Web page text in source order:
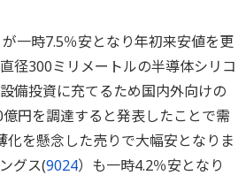
が一時7.5％安となり年初来安値を更
径300ミリメートルの半導体シリコ
備投資に充てるため国内外向けの
円を調達すると発表したことで需
化を懸念した売りで大幅安となりま
グス(9024）も一時4.2％安となり